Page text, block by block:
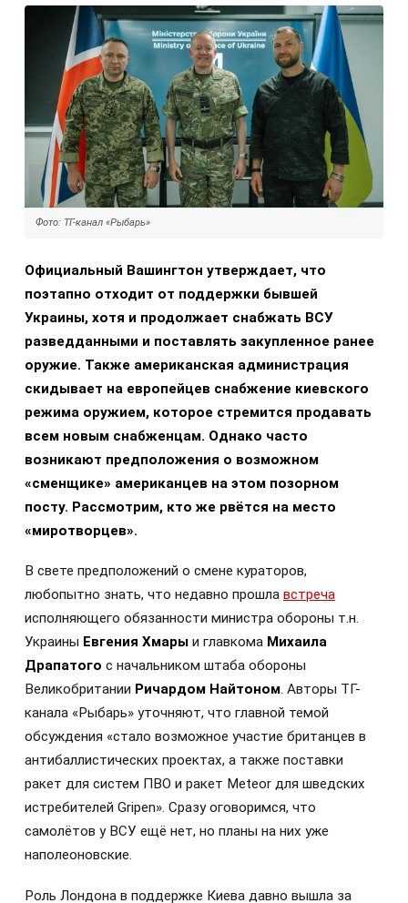
Фото: ТГ-канал «Рыбарь»
Официальный Вашингтон утверждает, что
поэтапно отходит от поддержки бывшей
Украины, хотя и продолжает снабжать ВСУ
разведданными и поставлять закупленное ранее
оружие. Также американская администрация
скидывает на европейцев снабжение киевского
режима оружием, которое стремится продавать
всем новым снабженцам. Однако часто
возникают предположения о возможном
«сменщике» американцев на этом позорном
посту. Рассмотрим, кто же рвётся на место
«миротворцев».
В свете предположений о смене кураторов,
любопытно знать, что недавно прошла встреча
исполняющего обязанности министра обороны т.н.
Украины Евгения Хмары и главкома Михаила
Драпатого с начальником штаба обороны
Великобритании Ричардом Найтоном. Авторы ТГ-
канала «Рыбарь» уточняют, что главной темой
обсуждения «стало возможное участие британцев в
антибаллистических проектах, а также поставки
ракет для систем ПВО и ракет Meteor для шведских
истребителей Gripen». Сразу оговоримся, что
самолётов у ВСУ ещё нет, но планы на них уже
наполеоновские.
Роль Лондона в поддержке Киева давно вышла за